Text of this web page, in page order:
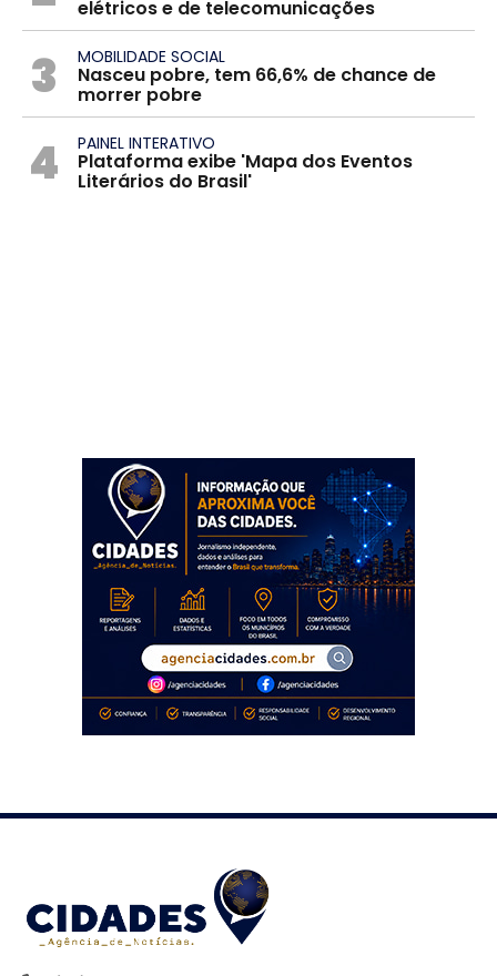
elétricos e de telecomunicações
3 MOBILIDADE SOCIAL
Nasceu pobre, tem 66,6% de chance de
morrer pobre
4 PAINEL INTERATIVO
Plataforma exibe 'Mapa dos Eventos
Literários do Brasil'